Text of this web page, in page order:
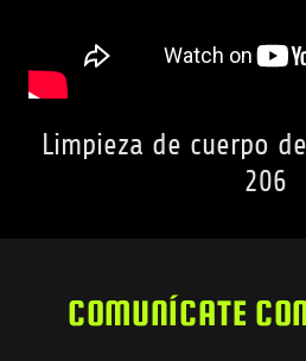
Limpieza de cuerpo
206
COMUNÍCATE